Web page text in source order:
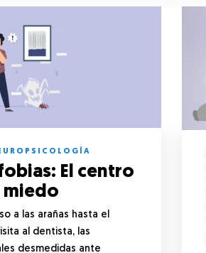
El centro
miedo
a las arañas hasta el
al dentista, las
desmedidas ante